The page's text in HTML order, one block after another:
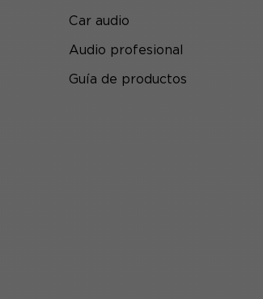
Car audio
Audio profesional
Guía de productos